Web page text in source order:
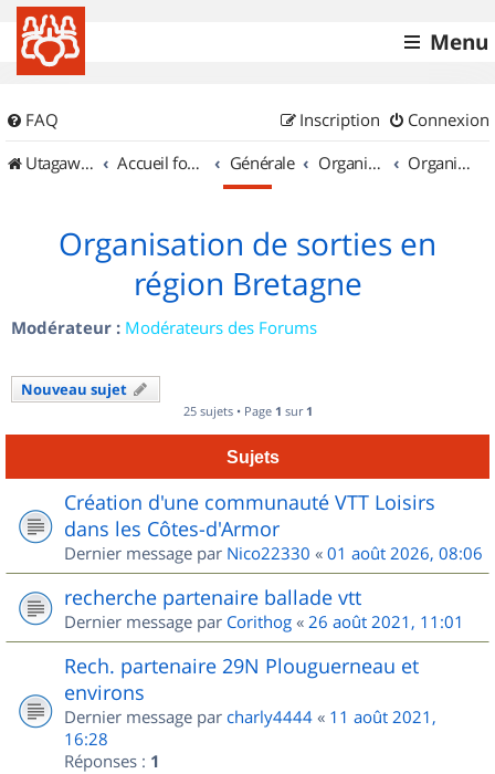
Menu
FAQ Connexion
Inscription
UtagawaVTT (Randos VTT et VTTAE avec traces GPS)
Accueil forum Générale Organisation de sorties & Recherche de partenaires Organisation de sorties en région Bretagne
Organisation de sorties en
région Bretagne
Modérateur : Modérateurs des Forums
Nouveau sujet
25 sujets • Page 1 sur 1
Sujets
Création d'une communauté VTT Loisirs
dans les Côtes-d'Armor
Dernier message par Nico22330 « 01 août 2026, 08:06
recherche partenaire ballade vtt
Dernier message par Corithog « 26 août 2021, 11:01
Rech. partenaire 29N Plouguerneau et
environs
Dernier message par charly4444 « 11 août 2021,
16:28
Réponses : 1